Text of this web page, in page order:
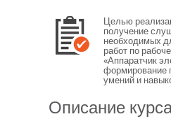
Целью
получение
необходимых
работ по
«Аппаратчик
формирование
умений и
веществ и
Описание